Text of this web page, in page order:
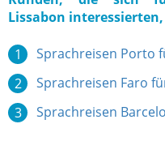
Lissabon
Sprachreisen Porto
Sprachreisen Faro
Sprachreisen